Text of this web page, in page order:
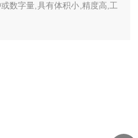
数字量,具有体积小,精度高,工